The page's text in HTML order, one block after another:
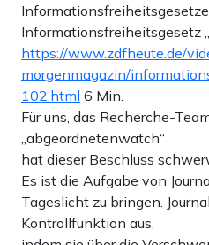
Informationsfreiheitsgesetz
https://www.zdfheute.de/
morgenmagazin/
102.html 6 Min.
Für uns, das Recherche-
„abgeordnetenwatch“
hat dieser Beschluss
Es ist die Aufgabe von
Tageslicht zu bringen.
Kontrollfunktion aus,